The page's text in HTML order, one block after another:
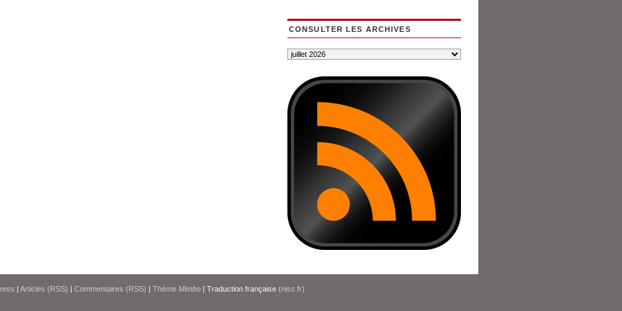
CONSULTER LES ARCHIVES
| Articles (RSS) | Commentaires (RSS) | Thème Mimbo | Traduction française (niss.fr)